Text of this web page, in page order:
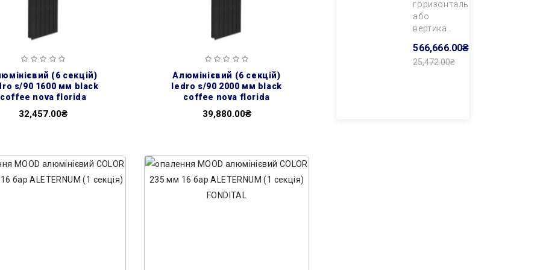
s/90 1600 мм black
coffee nova florida
32,457.00₴
алюмінієвий (6 секцій)
ledro s/90 2000 мм black
coffee nova florida
39,880.00₴
горизонтального
або
вертика..
566,666.00₴
25,472.00₴